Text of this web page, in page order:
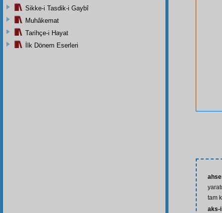
tam
aks-
Sikke-i Tasdik-i Gaybî
Muhâkemat
Tarihçe-i Hayat
İlk Dönem Eserleri